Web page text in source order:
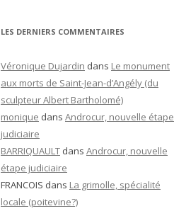
LES DERNIERS COMMENTAIRES
Véronique Dujardin dans Le monument
aux morts de Saint-Jean-d’Angély (du
sculpteur Albert Bartholomé)
monique dans Androcur, nouvelle étape
judiciaire
BARRIQUAULT dans Androcur, nouvelle
étape judiciaire
FRANCOIS dans La grimolle, spécialité
locale (poitevine?)